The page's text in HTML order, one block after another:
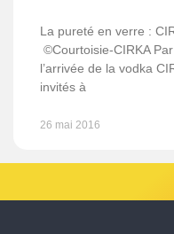
La pureté en verre :
©Courtoisie-CIRKA
l’arrivée de la vodka
invités à
26 mai 2016